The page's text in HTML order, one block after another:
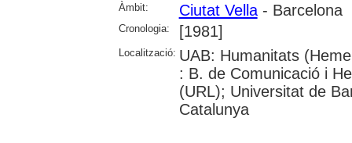
Àmbit: Ciutat Vella- Barcelona
Cronologia: [1981]
Localització: UAB: Humanitats
: B. de Comunicació i
(URL); Universitat de
Catalunya